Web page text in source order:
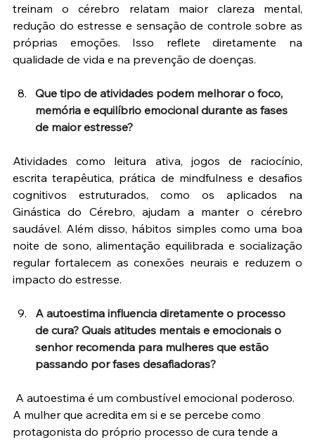
treinam o cérebro relatam maior clareza mental,
redução do estresse e sensação de controle sobre as
próprias emoções. Isso reflete diretamente na
qualidade de vida e na prevenção de doenças.
Que tipo de atividades podem melhorar o foco,
memória e equilíbrio emocional durante as fases
de maior estresse?
Atividades como leitura ativa, jogos de raciocínio,
escrita terapêutica, prática de mindfulness e desafios
cognitivos estruturados, como os aplicados na
Ginástica do Cérebro, ajudam a manter o cérebro
saudável. Além disso, hábitos simples como uma boa
noite de sono, alimentação equilibrada e socialização
regular fortalecem as conexões neurais e reduzem o
impacto do estresse.
A autoestima influencia diretamente o processo
de cura? Quais atitudes mentais e emocionais o
senhor recomenda para mulheres que estão
passando por fases desafiadoras?
A autoestima é um combustível emocional poderoso.
A mulher que acredita em si e se percebe como
protagonista do próprio processo de cura tende a